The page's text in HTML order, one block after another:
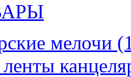
мелочи